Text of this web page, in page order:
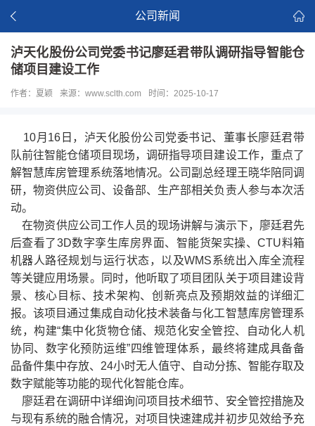
公司新闻
泸天化股份公司党委书记廖廷君带队调研指导智能仓
储项目建设工作
作者：夏颖 来源：www.sclth.com 时间：2025-10-17
10月16日，泸天化股份公司党委书记、董事长廖廷君带
队前往智能仓储项目现场，调研指导项目建设工作，重点了
解智慧库房管理系统落地情况。公司副总经理王晓华陪同调
研，物资供应公司、设备部、生产部相关负责人参与本次活
动。
在物资供应公司工作人员的现场讲解与演示下，廖廷君先
后查看了3D数字孪生库房界面、智能货架实操、CTU料箱
机器人路径规划与运行状态，以及WMS系统出入库全流程
等关键应用场景。同时，他听取了项目团队关于项目建设背
景、核心目标、技术架构、创新亮点及预期效益的详细汇
报。该项目通过集成自动化技术装备与化工智慧库房管理系
统，构建“集中化货物仓储、规范化安全管控、自动化人机
协同、数字化预防运维”四维管理体系，最终将建成具备备
品备件集中存放、24小时无人值守、自动分拣、智能存取及
数字赋能等功能的现代化智能仓库。
廖廷君在调研中详细询问项目技术细节、安全管控措施及
与现有系统的融合情况，对项目快速建成并初步见效给予充